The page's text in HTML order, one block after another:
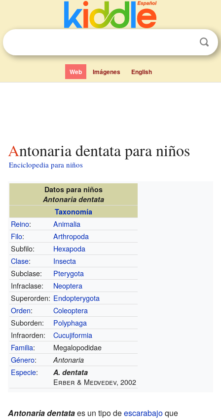
Web Imágenes English
Antonaria dentata para niños
Enciclopedia para niños
Datos para niños
Antonaria dentata
Taxonomía
Reino:
Animalia
Filo:
Arthropoda
Subfilo:
Hexapoda
Clase:
Insecta
Subclase:
Pterygota
Infraclase:
Neoptera
Superorden: Endopterygota
Orden:
Coleoptera
Suborden:
Polyphaga
Infraorden:
Cucujiformia
Familia:
Megalopodidae
Género: Antonaria
Especie: A. dentata
Erber & Medvedev, 2002
Antonaria dentataes un tipo deescarabajoque